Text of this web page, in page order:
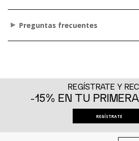
Preguntas frecuentes
REGÍSTRATE Y
-15% EN TU
REGÍSTRATE